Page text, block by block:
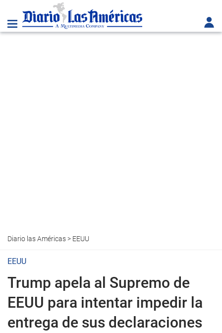
Diario las Américas> EEUU
EEUU
Trump apela al Supremo de
EEUU para intentar impedir la
entrega de sus declaraciones